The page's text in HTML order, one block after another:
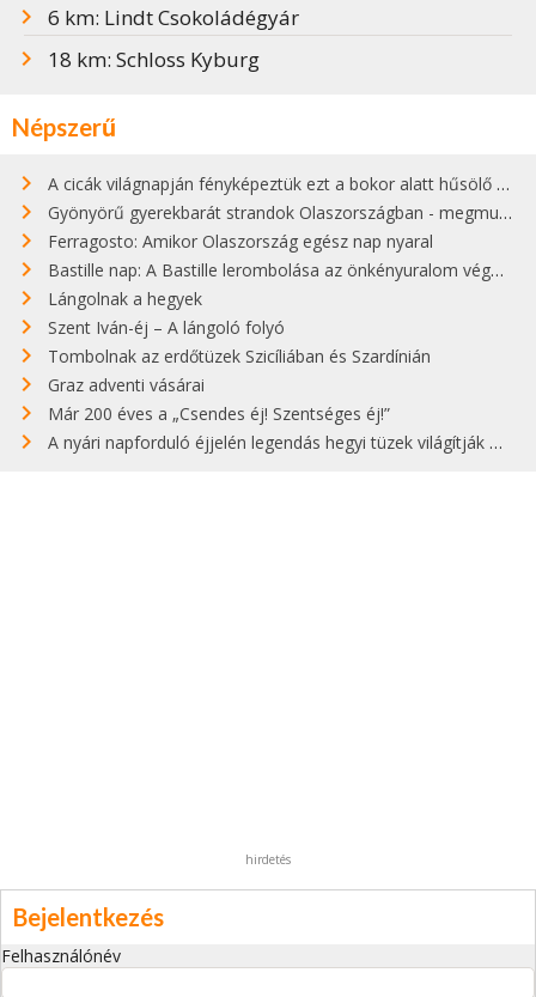
6 km: Lindt Csokoládégyár
18 km: Schloss Kyburg
Népszerű
A cicák világnapján fényképeztük ezt a bokor alatt hűsölő cicát Kisorosziban
Gyönyörű gyerekbarát strandok Olaszországban - megmutatjuk a 15 legjobbat
Ferragosto: Amikor Olaszország egész nap nyaral
Bastille nap: A Bastille lerombolása az önkényuralom végét jelentette
Lángolnak a hegyek
Szent Iván-éj – A lángoló folyó
Tombolnak az erdőtüzek Szicíliában és Szardínián
Graz adventi vásárai
Már 200 éves a „Csendes éj! Szentséges éj!”
A nyári napforduló éjjelén legendás hegyi tüzek világítják meg Zugspitzét
hirdetés
Bejelentkezés
Felhasználónév